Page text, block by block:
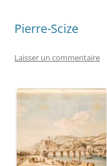
Pierre-Scize
Laisser un commentaire